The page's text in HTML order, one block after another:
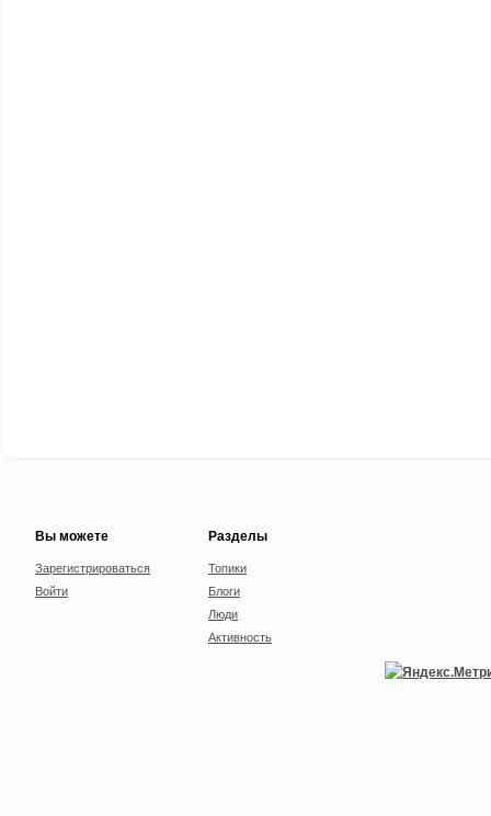
Вы можете
Зарегистрироваться
Войти
Разделы
Топики
Блоги
Люди
Активность